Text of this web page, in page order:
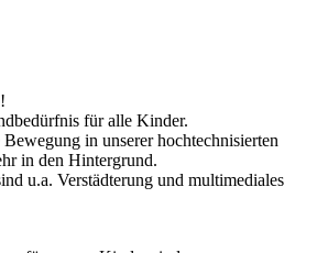
für alle Kinder.
in unserer hochtechnisierten
in den Hintergrund.
u.a. Verstädterung und multimediales